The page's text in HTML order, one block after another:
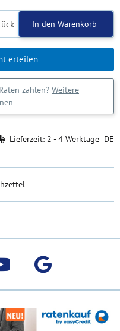
In den Warenkorb
erteilen
zahlen? Weitere
Lieferzeit: 2 - 4 Werktage DE